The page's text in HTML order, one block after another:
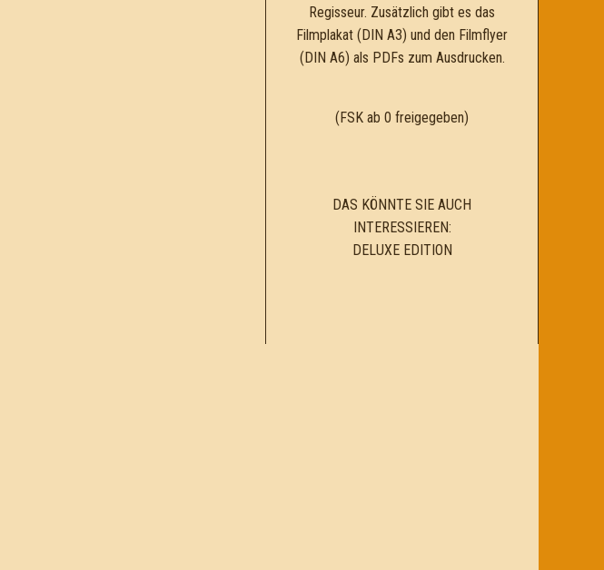
Regisseur. Zusätzlich gibt es das
Filmplakat (DIN A3) und den Filmflyer
(DIN A6) als PDFs zum Ausdrucken.
(FSK ab 0 freigegeben)
DAS KÖNNTE SIE AUCH
INTERESSIEREN:
DELUXE EDITION